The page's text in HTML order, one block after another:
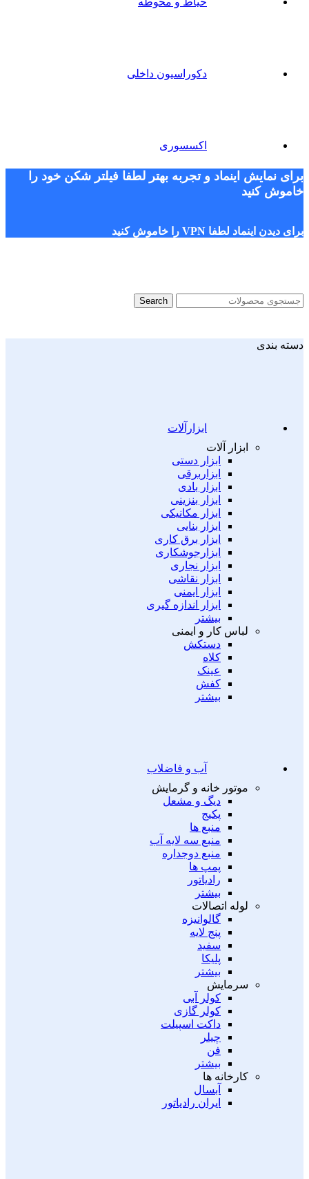
دکوراسیون داخلی
اکسسوری
برای نمایش اینماد و تجربه بهتر لطفا فیلتر شکن خود را
خاموش کنید
برای دیدن اینماد لطفا VPN را خاموش کنید
Search
دسته بندی
ابزارآلات
ابزار آلات
ابزار دستی
ابزاربرقی
ابزار بادی
ابزار بنزینی
ابزار مکانیکی
ابزار بنایی
ابزار برق کاری
ابزارجوشکاری
ابزار نجاری
ابزار نقاشی
ابزار ایمنی
ابزار اندازه گیری
بیشتر
لباس کار و ایمنی
دستکش
کلاه
عینک
کفش
بیشتر
آب و فاضلاب
موتور خانه و گرمایش
دیگ و مشعل
پکیج
منبع ها
منبع سه لایه آب
منبع دوجداره
پمپ ها
رادیاتور
بیشتر
لوله اتصالات
گالوانیزه
پنج لایه
سفید
پلیکا
بیشتر
سرمایش
کولر آبی
کولر گازی
داکت اسپیلت
چیلر
فن
بیشتر
کارخانه ها
آبسال
ایران رادیاتور